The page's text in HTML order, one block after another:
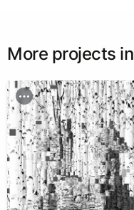
More projects in